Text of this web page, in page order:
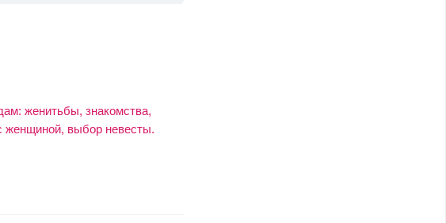
женитьбы, знакомства,
женщиной, выбор невесты.